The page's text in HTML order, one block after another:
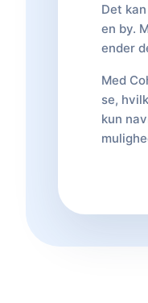
Det
en by.
ender
Med
se,
kun